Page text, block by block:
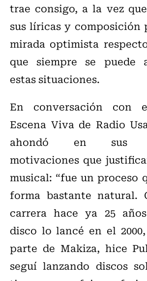
trae consigo, a la vez
sus líricas y composición
mirada optimista
que siempre se puede
estas situaciones.
En conversación con
Escena Viva de Radio
ahondó en sus
motivaciones que
musical: “fue un proceso
forma bastante natural.
carrera hace ya 25
disco lo lancé en el
parte de Makiza, hice
seguí lanzando discos